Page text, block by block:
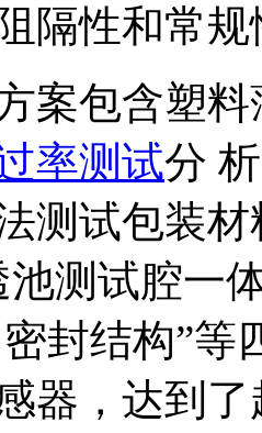
隔性和常
案包含塑
率测试分
测试包装
池测试腔一
封结构”等
器，达到